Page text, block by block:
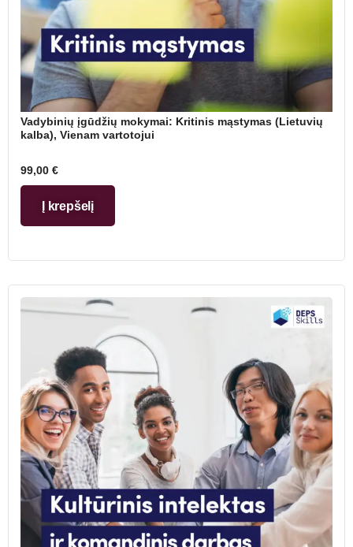
Vadybinių įgūdžių mokymai: Kritinis mąstymas (Lietuvių
kalba), Vienam vartotojui
99,00 €
Į krepšelį